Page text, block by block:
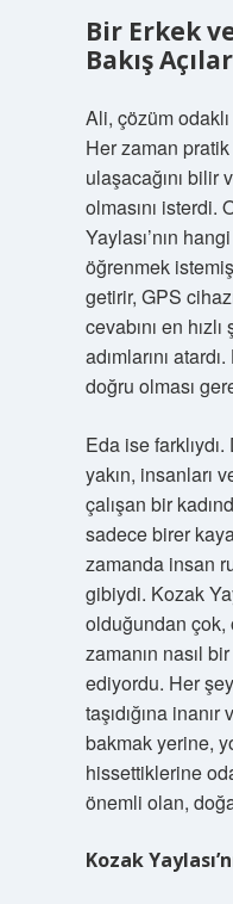
Bir Erkek
Bakış
Ali, çözüm
Her zaman
ulaşacağını bilir
olmasını isterdi.
Yaylası’nın
öğrenmek
getirir, GPS
cevabını en
adımlarını
doğru olması
Eda ise
yakın, insanları
çalışan bir
sadece birer
zamanda insan
gibiydi. Kozak
olduğundan çok,
zamanın nasıl
ediyordu. Her
taşıdığına
bakmak yerine,
hissettiklerine
önemli olan,
Kozak